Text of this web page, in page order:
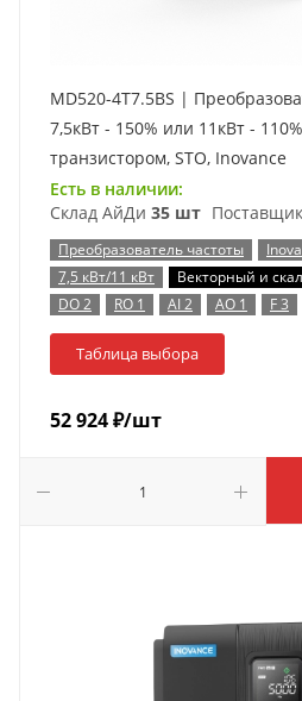
MD520-4T7.5BS |
7,5кВт - 150% или 11кВт -
транзистором, STO, Inovance
Есть в наличии:
Склад АйДи 35 шт Поставщик
Преобразователь частоты
7,5 кВт/11 кВт
Векторный и
DO 2
RO 1 AI 2 AO 1 F 3
Таблица выбора
52 924₽/шт